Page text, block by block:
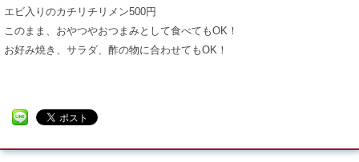
エビ入りのカチリチリメン500円
このまま、おやつやおつまみとして食べてもOK！
お好み焼き、サラダ、酢の物に合わせてもOK！